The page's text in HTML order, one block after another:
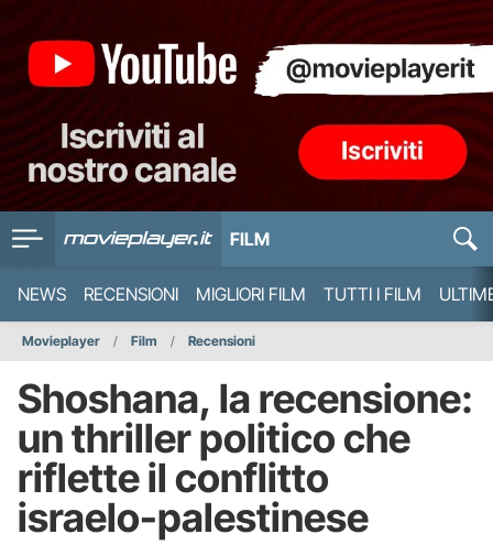
FILM
NEWS RECENSIONI MIGLIORI FILM TUTTI I FILM
Movieplayer Film Recensioni
Shoshana, la recensione:
un thriller politico che
riflette il conflitto
israelo-palestinese